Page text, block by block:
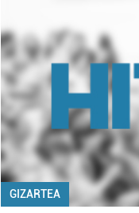
GIZARTEA